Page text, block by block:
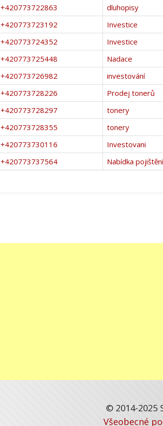
+420773722863
dluhopisy
+420773723192
Investice
+420773724352
Investice
+420773725448
Nadace
+420773726982
investování
+420773728226
Prodej tonerů
+420773728297
tonery
+420773728355
tonery
+420773730116
Investovani
+420773737564
Nabídka pojištění
© 2014-2025
Všeobecné